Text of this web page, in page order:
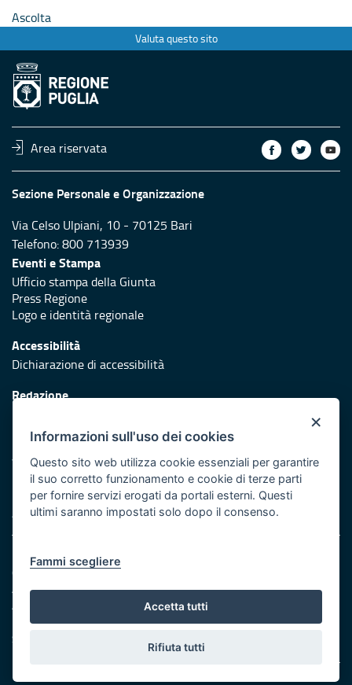
Ascolta
Valuta questo sito
Area riservata
Sezione Personale e Organizzazione
Via Celso Ulpiani, 10 - 70125 Bari
Telefono: 800 713939
Eventi e Stampa
Ufficio stampa della Giunta
Press Regione
Logo e identità regionale
Accessibilità
Dichiarazione di accessibilità
Redazione
Protezione civile
Vai al sito di Protezione Civile Puglia
Iniziativa finanziata con risorse del POR Puglia 2014/2020 -
Asse XI
Note legali
Cookie e privacy
Amministrazione trasparente
Atti di notifica
Feed RSS
Servizi Intranet
×
Informazioni sull'uso dei cookies
Questo sito web utilizza cookie essenziali per garantire
il suo corretto funzionamento e cookie di terze parti
per fornire servizi erogati da portali esterni. Questi
ultimi saranno impostati solo dopo il consenso.
Fammi scegliere
Accetta tutti
Rifiuta tutti